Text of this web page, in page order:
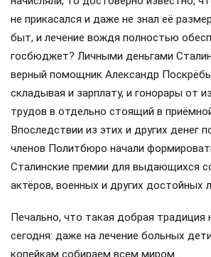
не прикасался и даже не знал её
быт, и лечение вождя полностью
госбюджет? Личными деньгами
верный помощник Александр
складывая и зарплату, и гонорары от
трудов в отдельно стоящий в
Впоследствии из этих и других денег
членов Политбюро начали
Сталинские премии для выдающихся
актёров, военных и других достойных
Печально, что такая добрая традиция
сегодня: даже на лечение больных
копейкам собираем всем миром…